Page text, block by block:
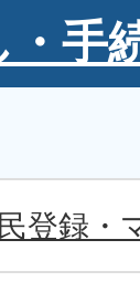
・手
登録・